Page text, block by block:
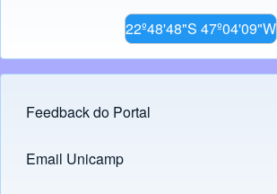
22º48'48"S 47º04'09"W
Footer menu
Feedback do Portal
Links
Email Unicamp
(opens in new tab)